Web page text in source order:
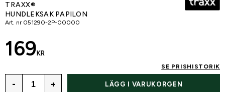
TRAXX®
HUNDLEKSAK PAPILON
Art. nr 051290-2P-00000
169 KR
SE PRISHISTORIK
- + LÄGG I VARUKORGEN